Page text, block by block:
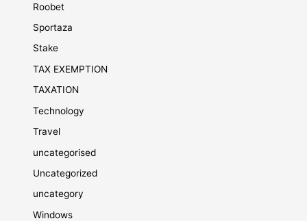
Roobet
Sportaza
Stake
TAX EXEMPTION
TAXATION
Technology
Travel
uncategorised
Uncategorized
uncategory
Windows